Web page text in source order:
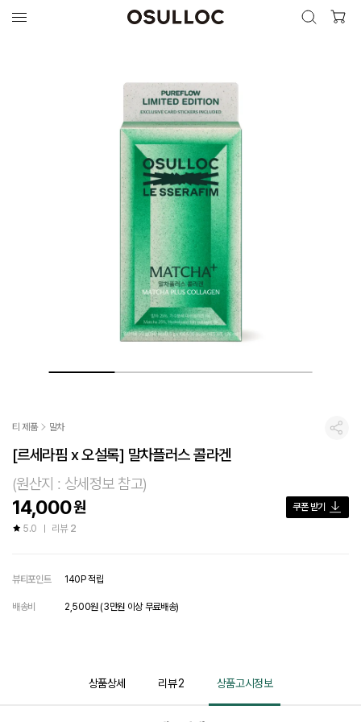
검색 열기
최근 검색어
공유
티 제품 말차
[르세라핌 x 오설록] 말차플러스 콜라겐
(원산지 : 상세정보 참고)
14,000원
쿠폰 받기
5.0
리뷰 2
뷰티포인트 140P 적립
배송비 2,500원 (3만원 이상 무료배송)
상품상세 리뷰2 상품고시정보